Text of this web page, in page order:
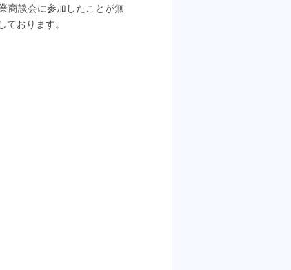
商談会に参加したことが無
おります。